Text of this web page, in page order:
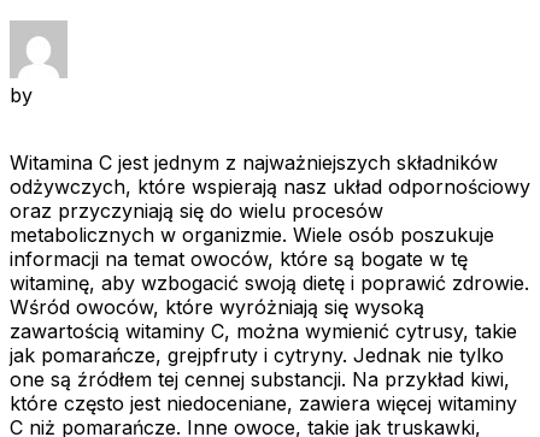
by
Witamina C jest jednym z najważniejszych składników
odżywczych, które wspierają nasz układ odpornościowy
oraz przyczyniają się do wielu procesów
metabolicznych w organizmie. Wiele osób poszukuje
informacji na temat owoców, które są bogate w tę
witaminę, aby wzbogacić swoją dietę i poprawić zdrowie.
Wśród owoców, które wyróżniają się wysoką
zawartością witaminy C, można wymienić cytrusy, takie
jak pomarańcze, grejpfruty i cytryny. Jednak nie tylko
one są źródłem tej cennej substancji. Na przykład kiwi,
które często jest niedoceniane, zawiera więcej witaminy
C niż pomarańcze. Inne owoce, takie jak truskawki,